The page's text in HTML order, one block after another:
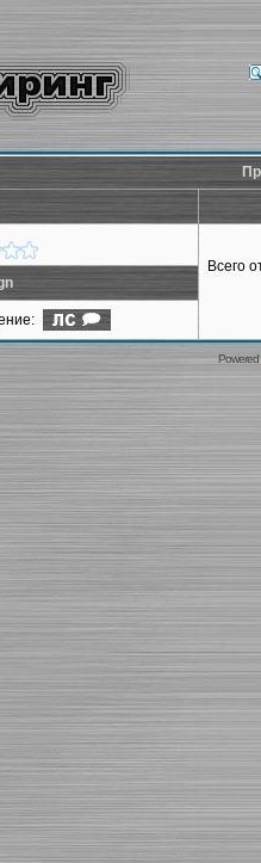
Всего